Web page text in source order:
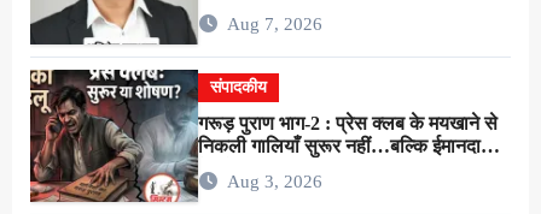
Aug 7, 2026
संपादकीय
गरूड़ पुराण भाग-2 : प्रेस क्लब के मयखाने से
निकली गालियाँ सुरूर नहीं…बल्कि ईमानदारी
के शोषण की चीख थी !
Aug 3, 2026